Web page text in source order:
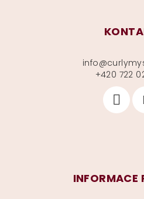
info@
+420 722
INFORMACE